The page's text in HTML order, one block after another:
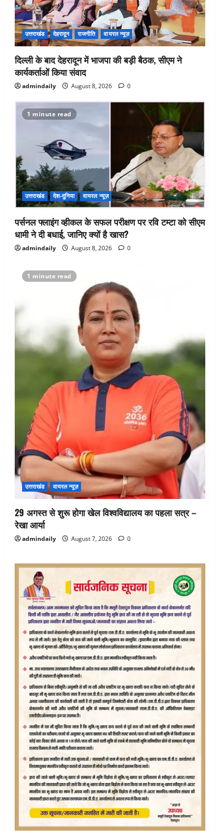
उत्तराखंड देहरादून राजनीति वायरल न्यूज़
दिल्ली के बाद देहरादून में भाजपा की बड़ी बैठक, सीएम ने
कार्यकर्ताओं किया संवाद
admindaily August 8, 2026 0
1 minute read
उत्तराखंड देश-दुनिया वायरल न्यूज़
पर्सनल फ्लाइंग व्हीकल के सफल परीक्षण पर रवि टम्टा को सीएम
धामी ने दी बधाई, जानिए क्यों है खास?
admindaily August 8, 2026 0
1 minute read
उत्तराखंड वायरल न्यूज़
29 अगस्त से शुरू होगा खेल विश्वविद्यालय का पहला सत्र –
रेखा आर्या
admindaily August 7, 2026 0